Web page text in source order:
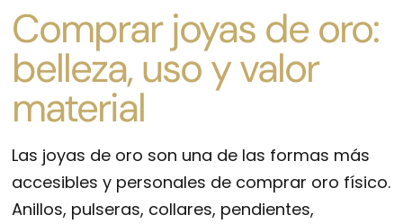
Comprar joyas de oro:
belleza, uso y valor
material
Las joyas de oro son una de las formas más
accesibles y personales de comprar oro físico.
Anillos, pulseras, collares, pendientes,